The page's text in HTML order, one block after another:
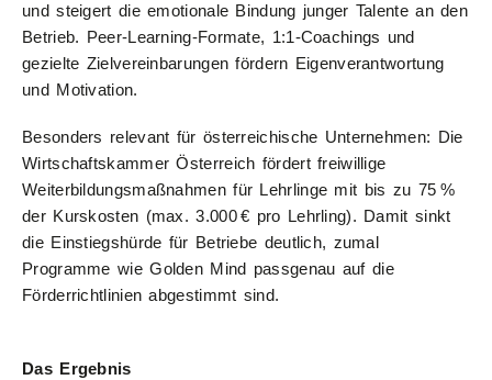
und steigert die emotionale Bindung junger Talente an den
Betrieb. Peer-Learning-Formate, 1:1-Coachings und
gezielte Zielvereinbarungen fördern Eigenverantwortung
und Motivation.
Besonders relevant für österreichische Unternehmen: Die
Wirtschaftskammer Österreich fördert freiwillige
Weiterbildungsmaßnahmen für Lehrlinge mit bis zu 75 %
der Kurskosten (max. 3.000 € pro Lehrling). Damit sinkt
die Einstiegshürde für Betriebe deutlich, zumal
Programme wie Golden Mind passgenau auf die
Förderrichtlinien abgestimmt sind.
Das Ergebnis